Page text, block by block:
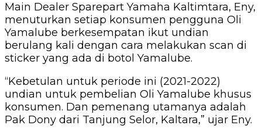
Main Dealer Sparepart Yamaha Kaltimtara, Eny,
menuturkan setiap konsumen pengguna Oli
Yamalube berkesempatan ikut undian
berulang kali dengan cara melakukan scan di
sticker yang ada di botol Yamalube.
“Kebetulan untuk periode ini (2021-2022)
undian untuk pembelian Oli Yamalube khusus
konsumen. Dan pemenang utamanya adalah
Pak Dony dari Tanjung Selor, Kaltara,” ujar Eny.